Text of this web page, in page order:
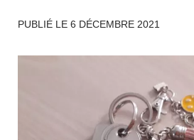
PUBLIÉ LE 6 DÉCEMBRE 2021